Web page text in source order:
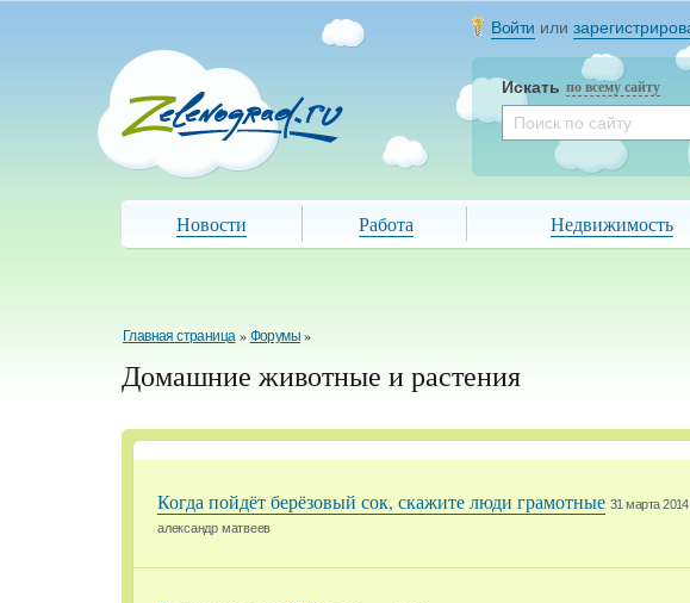
Войти или
Искать по всему сайту
Новости Работа Недвижимость
Главная страница »Форумы»
Домашние животные и растения
Когда пойдёт берёзовый сок, скажите люди грамотные 31 марта 2014
александр матвеев